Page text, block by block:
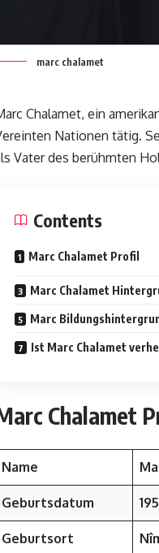
marc chalamet
Chalamet, ein
Nationen tätig.
Vater des berühmten
Contents
Marc Chalamet Profil
Marc Chalamet
Marc
Ist Marc Chalamet
Chalamet
Name
Geburtsdatum
Geburtsort